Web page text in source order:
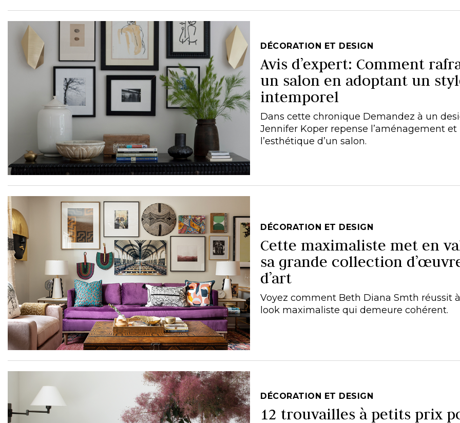
DÉCORATION ET DESIGN
Avis d’expert: Comment
un salon en adoptant un
intemporel
Dans cette chronique Demandez à un
Jennifer Koper repense l’aménagement et
l’esthétique d’un salon.
DÉCORATION ET DESIGN
Cette maximaliste met en
sa grande collection
d’art
Voyez comment Beth Diana Smth réussit
look maximaliste qui demeure cohérent.
DÉCORATION ET DESIGN
12 trouvailles à petits prix